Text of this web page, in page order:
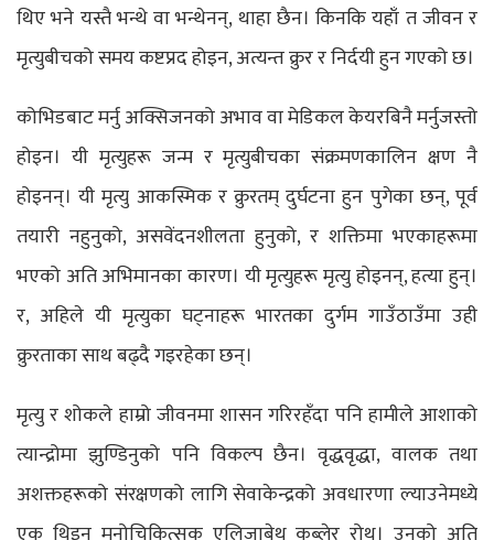
थिए भने यस्तै भन्थे वा भन्थेनन्, थाहा छैन। किनकि यहाँ त जीवन र
मृत्युबीचको समय कष्टप्रद होइन, अत्यन्त क्रुर र निर्दयी हुन गएको छ।
कोभिडबाट मर्नु अक्सिजनको अभाव वा मेडिकल केयरबिनै मर्नुजस्तो
होइन। यी मृत्युहरू जन्म र मृत्युबीचका संक्रमणकालिन क्षण नै
होइनन्। यी मृत्यु आकस्मिक र क्रुरतम् दुर्घटना हुन पुगेका छन्, पूर्व
तयारी नहुनुको, असवेंदनशीलता हुनुको, र शक्तिमा भएकाहरूमा
भएको अति अभिमानका कारण। यी मृत्युहरू मृत्यु होइनन्, हत्या हुन्।
र, अहिले यी मृत्युका घट्नाहरू भारतका दुर्गम गाउँठाउँमा उही
क्रुरताका साथ बढ्दै गइरहेका छन्।
मृत्यु र शोकले हाम्रो जीवनमा शासन गरिरहँदा पनि हामीले आशाको
त्यान्द्रोमा झुण्डिनुको पनि विकल्प छैन। वृद्धवृद्धा, वालक तथा
अशक्तहरूको संरक्षणको लागि सेवाकेन्द्रको अवधारणा ल्याउनेमध्ये